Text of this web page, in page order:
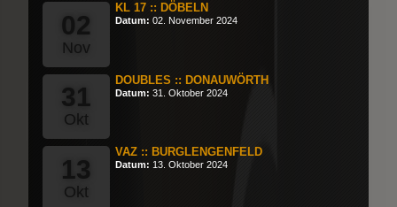
02
Nov
KL 17 :: DÖBELN
Datum: 02. November 2024
31
Okt
DOUBLES :: DONAUWÖRTH
Datum: 31. Oktober 2024
13
Okt
VAZ :: BURGLENGENFELD
Datum: 13. Oktober 2024